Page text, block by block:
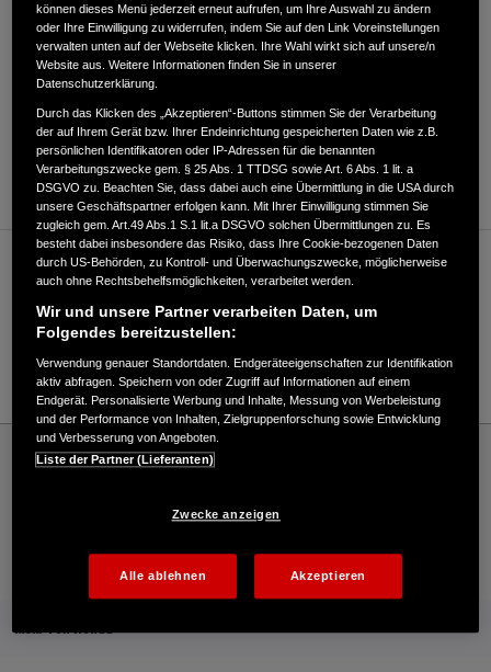
Gustav-Becker-Str. 2,21218,Seevetal
ANFAHRTSBESCHREIBUNG ANFORDERN
WEBSITE
Verkauf / Kundendienst
04105/61020
E-Mail
Honda
Rasen und Garten
Matthies GmbH & Co. KG - Rasen und Garten – Honda - HONDA Deutschland
Mehr von Honda
können dieses Menü jederzeit erneut aufrufen, um Ihre Auswahl zu ändern
oder Ihre Einwilligung zu widerrufen, indem Sie auf den Link Voreinstellungen
verwalten unten auf der Webseite klicken. Ihre Wahl wirkt sich auf unsere/n
Website aus. Weitere Informationen finden Sie in unserer
Datenschutzerklärung.
Durch das Klicken des „Akzeptieren“-Buttons stimmen Sie der Verarbeitung
der auf Ihrem Gerät bzw. Ihrer Endeinrichtung gespeicherten Daten wie z.B.
persönlichen Identifikatoren oder IP-Adressen für die benannten
Verarbeitungszwecke gem. § 25 Abs. 1 TTDSG sowie Art. 6 Abs. 1 lit. a
DSGVO zu. Beachten Sie, dass dabei auch eine Übermittlung in die USA durch
unsere Geschäftspartner erfolgen kann. Mit Ihrer Einwilligung stimmen Sie
zugleich gem. Art.49 Abs.1 S.1 lit.a DSGVO solchen Übermittlungen zu. Es
besteht dabei insbesondere das Risiko, dass Ihre Cookie-bezogenen Daten
durch US-Behörden, zu Kontroll- und Überwachungszwecke, möglicherweise
auch ohne Rechtsbehelfsmöglichkeiten, verarbeitet werden.
Wir und unsere Partner verarbeiten Daten, um
Folgendes bereitzustellen:
Verwendung genauer Standortdaten. Endgeräteeigenschaften zur Identifikation
aktiv abfragen. Speichern von oder Zugriff auf Informationen auf einem
Endgerät. Personalisierte Werbung und Inhalte, Messung von Werbeleistung
und der Performance von Inhalten, Zielgruppenforschung sowie Entwicklung
und Verbesserung von Angeboten.
Liste der Partner (Lieferanten)
Zwecke anzeigen
Alle ablehnen Akzeptieren